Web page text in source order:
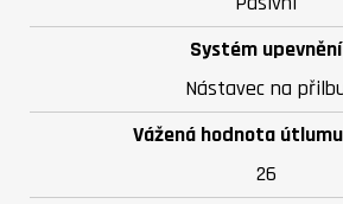
Systém upevnění
Nástavec na
Vážená hodnota
26